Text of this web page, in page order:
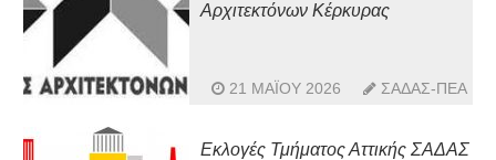
Αρχιτεκτόνων Κέρκυρας
21 ΜΑΪ́ΟΥ 2026 ΣΑΔΑΣ-ΠΕΑ
Εκλογές Τμήματος Αττικής ΣΑΔΑΣ